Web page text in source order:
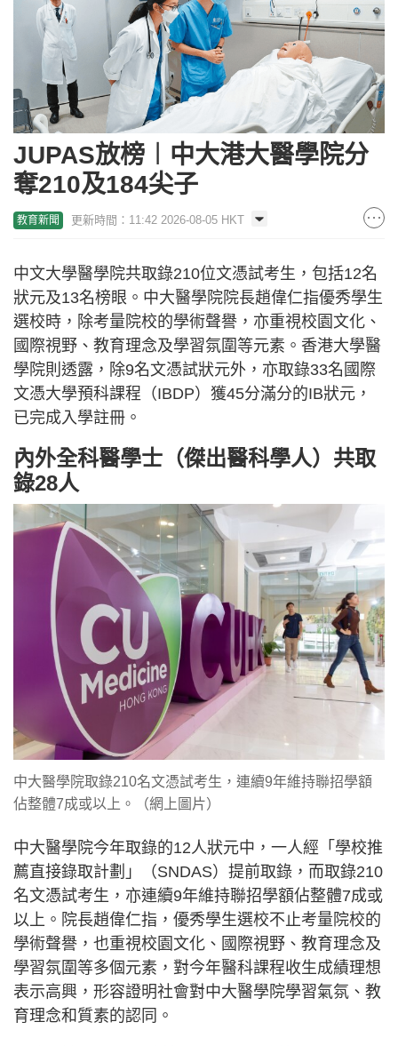
JUPAS放榜︱中大港大醫學院分
奪210及184尖子
教育新聞 更新時間：11:42 2026-08-05 HKT
中文大學醫學院共取錄210位文憑試考生，包括12名
狀元及13名榜眼。中大醫學院院長趙偉仁指優秀學生
選校時，除考量院校的學術聲譽，亦重視校園文化、
國際視野、教育理念及學習氛圍等元素。香港大學醫
學院則透露，除9名文憑試狀元外，亦取錄33名國際
文憑大學預科課程（IBDP）獲45分滿分的IB狀元，
已完成入學註冊。
內外全科醫學士（傑出醫科學人）共取
錄28人
中大醫學院取錄210名文憑試考生，連續9年維持聯招學額
佔整體7成或以上。（網上圖片）
中大醫學院今年取錄的12人狀元中，一人經「學校推
薦直接錄取計劃」（SNDAS）提前取錄，而取錄210
名文憑試考生，亦連續9年維持聯招學額佔整體7成或
以上。院長趙偉仁指，優秀學生選校不止考量院校的
學術聲譽，也重視校園文化、國際視野、教育理念及
學習氛圍等多個元素，對今年醫科課程收生成績理想
表示高興，形容證明社會對中大醫學院學習氣氛、教
育理念和質素的認同。